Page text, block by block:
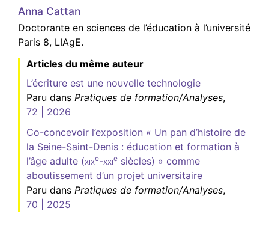
Anna Cattan
Doctorante en sciences de l’éducation à l’université
Paris 8, LIAgE.
Articles du même auteur
L’écriture est une nouvelle technologie
Paru dans Pratiques de formation/Analyses,
72 | 2026
Co-concevoir l’exposition « Un pan d’histoire de
la Seine-Saint-Denis : éducation et formation à
l’âge adulte (xixe-xxie siècles) » comme
aboutissement d’un projet universitaire
Paru dans Pratiques de formation/Analyses,
70 | 2025